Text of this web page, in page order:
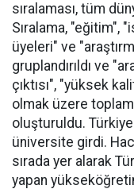
sıralaması, tüm
Sıralama, "eğitim",
üyeleri" ve
gruplandırıldı ve
çıktısı", "yüksek
olmak üzere
oluşturuldu.
üniversite girdi.
sırada yer alarak
yapan